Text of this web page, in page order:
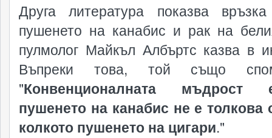
Друга литература показва
пушенето на канабис и рак на
пулмолог Майкъл Албъртс казва в
Въпреки това, той също
"Конвенционалната
пушенето на канабис не е толкова
колкото пушенето на цигари."